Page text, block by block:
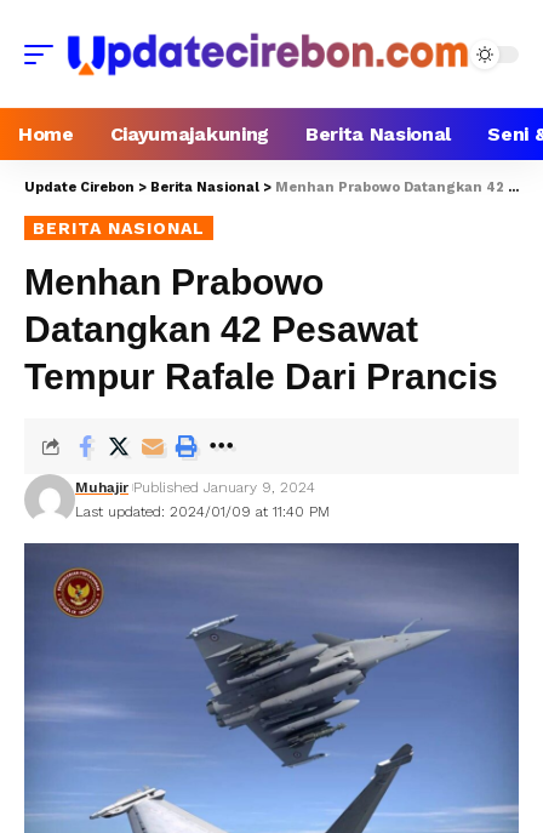
Home Ciayumajakuning Berita Nasional Seni
Update Cirebon > Berita Nasional > Menhan Prabowo Datangkan 42 Pesawat Tempur Rafale Dari Prancis
BERITA NASIONAL
Menhan Prabowo
Datangkan 42 Pesawat
Tempur Rafale Dari Prancis
Last updated: 2024/01/09 at 11:40 PM
Muhajir Published January 9, 2024